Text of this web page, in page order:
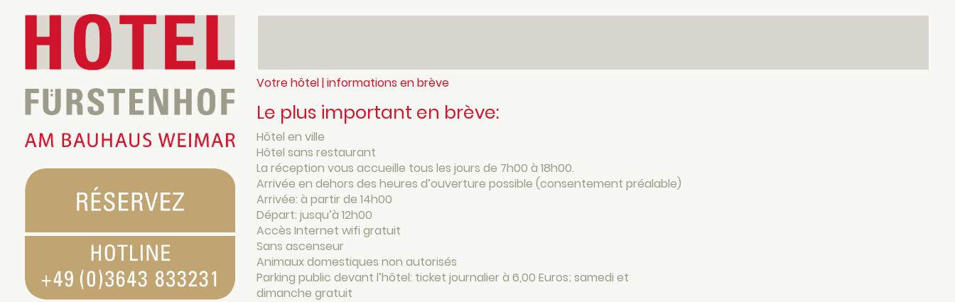
Votre hôtel | informations en brève
Le plus important en brève:
Hôtel en ville
Hôtel sans restaurant
La réception vous accueille tous les jours de 7h00 à 18h00.
Arrivée en dehors des heures d’ouverture possible (consentement préalable)
Arrivée: à partir de 14h00
Départ: jusqu’à 12h00
Accès Internet wifi gratuit
Sans ascenseur
Animaux domestiques non autorisés
Parking public devant l’hôtel: ticket journalier à 6,00 Euros; samedi et
dimanche gratuit